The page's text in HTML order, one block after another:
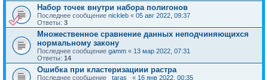
Набор точек внутри набора полигонов
Последнее сообщение nickleb « 05 авг 2022, 09:37
Ответы: 3
Множественное сравнение данных неподчиняющихся
нормальному закону
Последнее сообщение gamm « 13 мар 2022, 07:31
Ответы: 14
Ошибка при кластеризациии растра
Последнее сообщение _taras_ « 16 янв 2022, 00:35